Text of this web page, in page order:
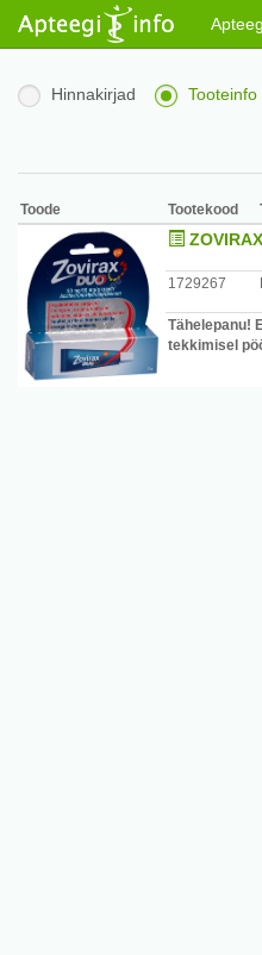
Hinnakirjad Tooteinfo
Toode Tootekood
1729267
Tähelepanu!
tekkimisel